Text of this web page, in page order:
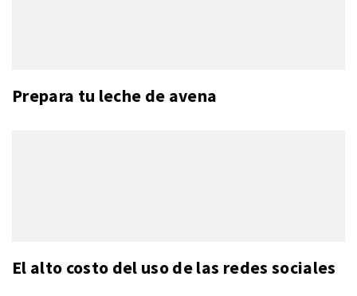
Prepara tu leche de avena
El alto costo del uso de las redes sociales